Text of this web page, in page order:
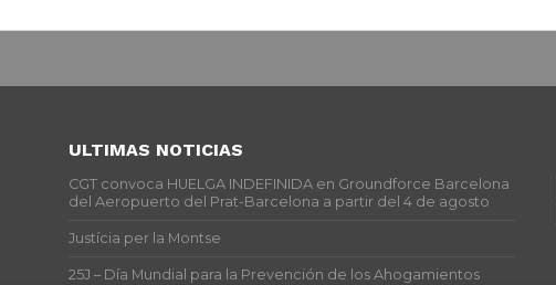
ULTIMAS NOTICIAS
CGT convoca HUELGA INDEFINIDA en Groundforce Barcelona
del Aeropuerto del Prat-Barcelona a partir del 4 de agosto
Justícia per la Montse
25J – Día Mundial para la Prevención de los Ahogamientos